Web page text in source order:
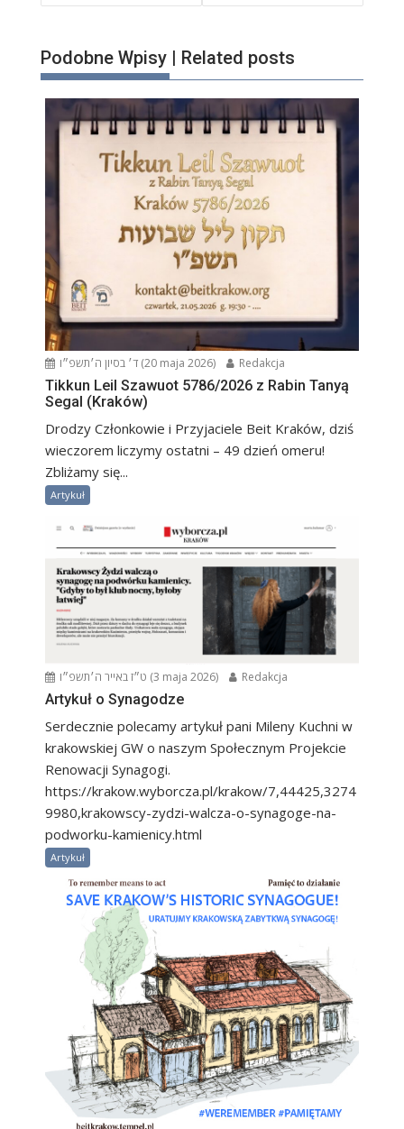
Podobne Wpisy | Related posts
ד׳ בסיון ה׳תשפ״ו (20 maja 2026) Redakcja
Tikkun Leil Szawuot 5786/2026 z Rabin Tanyą
Segal (Kraków)
Drodzy Członkowie i Przyjaciele Beit Kraków, dziś
wieczorem liczymy ostatni – 49 dzień omeru!
Zbliżamy się...
Artykuł
ט״ז באייר ה׳תשפ״ו (3 maja 2026) Redakcja
Artykuł o Synagodze
Serdecznie polecamy artykuł pani Mileny Kuchni w
krakowskiej GW o naszym Społecznym Projekcie
Renowacji Synagogi.
https://krakow.wyborcza.pl/krakow/7,44425,3274
9980,krakowscy-zydzi-walcza-o-synagoge-na-
podworku-kamienicy.html
Artykuł